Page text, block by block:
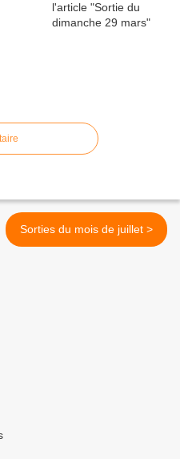
Sorties du mois de juillet >